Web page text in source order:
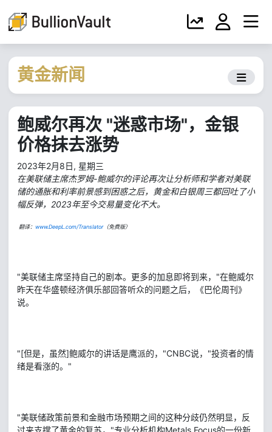
黄金新闻
鲍威尔再次 "迷惑市场"，金银
价格抹去涨势
2023年2月8日, 星期三
在美联储主席杰罗姆-鲍威尔的评论再次让分析师和学者对美联
储的通胀和利率前景感到困惑之后，黄金和白银周三都回吐了小
幅反弹，2023年至今交易量变化不大。
翻译： www.DeepL.com/Translator（免费版）
"美联储主席坚持自己的剧本。更多的加息即将到来，"在鲍威尔
昨天在华盛顿经济俱乐部回答听众的问题之后，《巴伦周刊》
说。
"[但是，虽然]鲍威尔的讲话是鹰派的，"CNBC说，"投资者的情
绪是看涨的。"
"美联储政策前景和金融市场预期之间的这种分歧仍然明显，反
过来支撑了黄金的复苏，"专业分析机构Metals Focus的一份新